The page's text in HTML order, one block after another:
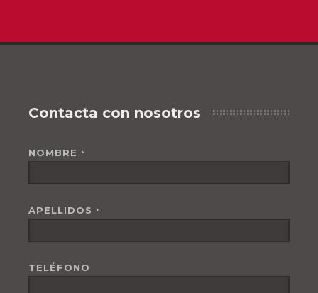
Contacta con nosotros
NOMBRE *
APELLIDOS *
TELÉFONO